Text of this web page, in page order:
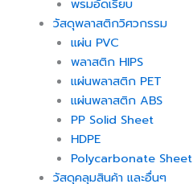
พรมอัดเรียบ
วัสดุพลาสติกวิศวกรรม
แผ่น PVC
พลาสติก HIPS
แผ่นพลาสติก PET
แผ่นพลาสติก ABS
PP Solid Sheet
HDPE
Polycarbonate Sheet
วัสดุคลุมสินค้า และอื่นๆ